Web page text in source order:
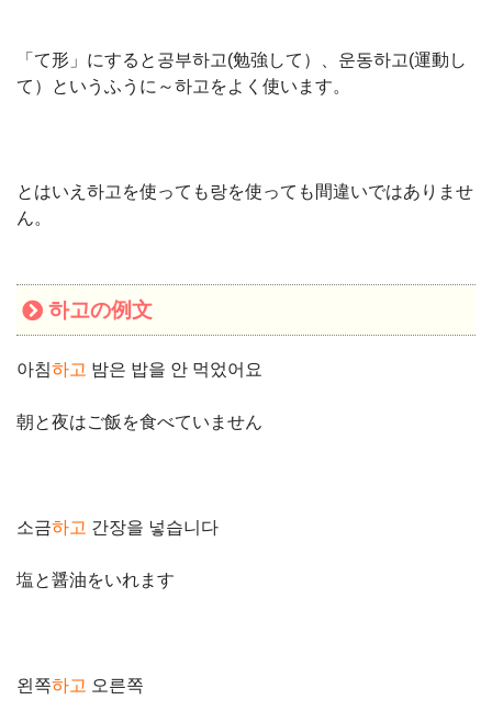
「て形」にすると공부하고(勉強して）、운동하고(運動し
て）というふうに～하고をよく使います。
とはいえ하고を使っても랑を使っても間違いではありませ
ん。
하고の例文
아침하고 밤은 밥을 안 먹었어요
朝と夜はご飯を食べていません
소금하고 간장을 넣습니다
塩と醤油をいれます
왼쪽하고 오른쪽